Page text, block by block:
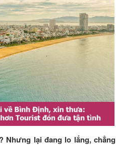
Nhưng lại đang lo lắng,